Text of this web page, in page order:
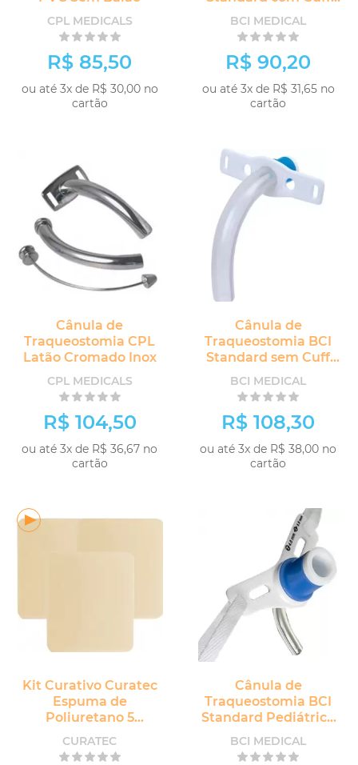
CPL MEDICALS
R$ 85,50
ou até 3x de R$ 30,00 no
cartão
sem Fenestra
BCI MEDICAL
R$ 90,20
ou até 3x de R$ 31,65 no
cartão
Cânula de
Traqueostomia CPL
Latão Cromado Inox
CPL MEDICALS
R$ 104,50
ou até 3x de R$ 36,67 no
cartão
Cânula de
Traqueostomia BCI
Standard sem Cuff
sem Fenestra
BCI MEDICAL
R$ 108,30
ou até 3x de R$ 38,00 no
cartão
Kit Curativo Curatec
Espuma de
Poliuretano 5
unidades
CURATEC
Cânula de
Traqueostomia BCI
Standard Pediátrica
sem Cuff sem
Fenestra
BCI MEDICAL